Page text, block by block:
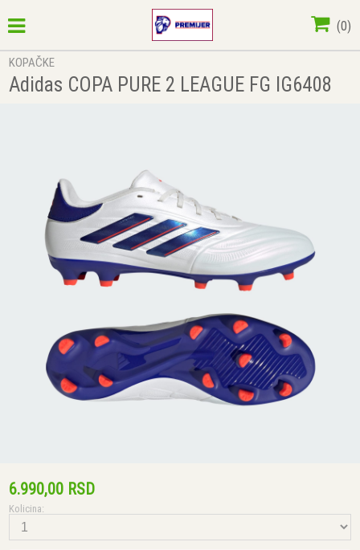
(0)
KOPAČKE
Adidas COPA PURE 2 LEAGUE FG IG6408
6.990,00 RSD
Kolicina: